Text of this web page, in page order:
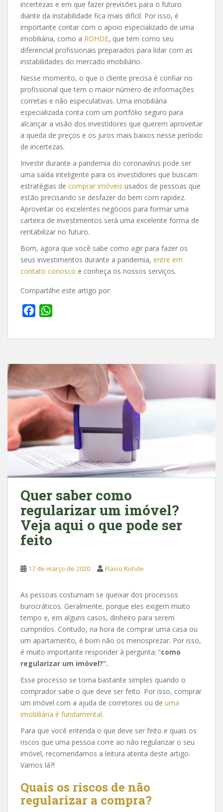
incertezas e em que fazer previsões para o futuro
diante da instabilidade fica mais difícil. Por isso, é
importante contar com o apoio especializado de uma
imobiliária, como a ROHDE, que tem como seu
diferencial profissionais preparados para lidar com as
instabilidades do mercado imobiliário.
Nesse momento, o que o cliente precisa é confiar no
profissional que tem o maior número de informações
corretas e não especulativas. Uma imobiliária
especializada conta com um portfólio seguro para
alcançar a visão dos investidores que querem aproveitar
a queda de preços e os juros mais baixos nesse período
de incertezas.
Investir durante a pandemia do coronavírus pode ser
uma saída inteligente para os investidores que buscam
estratégias de comprar imóveis usados de pessoas que
estão precisando se desfazer do bem com rapidez.
Aproveitar os excelentes negócios para formar uma
carteira de investimentos será uma excelente forma de
rentabilizar no futuro.
Bom, agora que você sabe como agir para fazer os
seus investimentos durante a pandemia, entre em
contato conosco e conheça os nossos serviços.
Compartilhe este artigo por:
c
b
o
k
a
s
p
p
Quer saber como
regularizar um imóvel?
Veja aqui o que pode ser
feito
17 de março de 2020 Flavio Rohde
As pessoas costumam se queixar dos processos
burocráticos. Geralmente, porque eles exigem muito
tempo e, em alguns casos, dinheiro para serem
cumpridos. Contudo, na hora de comprar uma casa ou
um apartamento, é bom não os menosprezar. Por isso,
é muito importante responder à pergunta: “como
regularizar um imóvel?”.
Esse processo se torna bastante simples quando o
comprador sabe o que deve ser feito. Por isso, comprar
um imóvel com a ajuda de corretores ou de uma
imobiliária é fundamental.
Para que você entenda o que deve ser feito e quais os
riscos que uma pessoa corre ao não regularizar o seu
imóvel, recomendamos a leitura atenta deste artigo.
Vamos lá?!
Quais os riscos de não
regularizar a compra?